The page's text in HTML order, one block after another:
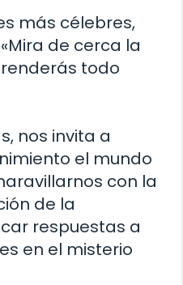
más célebres,
de cerca la
todo
nos invita a
el mundo
con la
de la
respuestas a
en el misterio